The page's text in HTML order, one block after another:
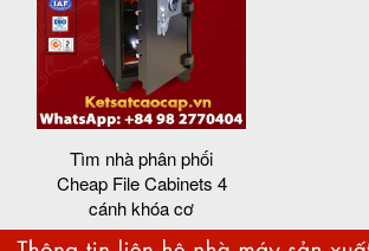
Tìm nhà phân phối
Cheap File Cabinets 4
cánh khóa cơ